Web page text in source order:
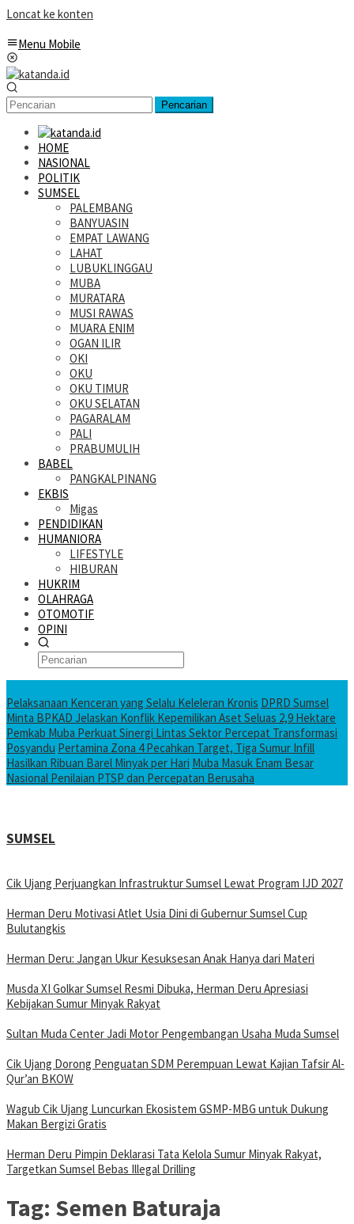
Loncat ke konten
Menu Mobile
Pencarian
HOME
NASIONAL
POLITIK
SUMSEL
PALEMBANG
BANYUASIN
EMPAT LAWANG
LAHAT
LUBUKLINGGAU
MUBA
MURATARA
MUSI RAWAS
MUARA ENIM
OGAN ILIR
OKI
OKU
OKU TIMUR
OKU SELATAN
PAGARALAM
PALI
PRABUMULIH
BABEL
PANGKALPINANG
EKBIS
Migas
PENDIDIKAN
HUMANIORA
LIFESTYLE
HIBURAN
HUKRIM
OLAHRAGA
OTOMOTIF
OPINI
Pelaksanaan Kenceran yang Selalu Keleleran Kronis DPRD Sumsel
Minta BPKAD Jelaskan Konflik Kepemilikan Aset Seluas 2,9 Hektare
Pemkab Muba Perkuat Sinergi Lintas Sektor Percepat Transformasi
Posyandu Pertamina Zona 4 Pecahkan Target, Tiga Sumur Infill
Hasilkan Ribuan Barel Minyak per Hari Muba Masuk Enam Besar
Nasional Penilaian PTSP dan Percepatan Berusaha
SUMSEL
Cik Ujang Perjuangkan Infrastruktur Sumsel Lewat Program IJD 2027
Herman Deru Motivasi Atlet Usia Dini di Gubernur Sumsel Cup
Bulutangkis
Herman Deru: Jangan Ukur Kesuksesan Anak Hanya dari Materi
Musda XI Golkar Sumsel Resmi Dibuka, Herman Deru Apresiasi
Kebijakan Sumur Minyak Rakyat
Sultan Muda Center Jadi Motor Pengembangan Usaha Muda Sumsel
Cik Ujang Dorong Penguatan SDM Perempuan Lewat Kajian Tafsir Al-
Qur’an BKOW
Wagub Cik Ujang Luncurkan Ekosistem GSMP-MBG untuk Dukung
Makan Bergizi Gratis
Herman Deru Pimpin Deklarasi Tata Kelola Sumur Minyak Rakyat,
Targetkan Sumsel Bebas Illegal Drilling
Tag: Semen Baturaja